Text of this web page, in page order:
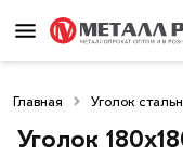
Главная Уголок
Уголок